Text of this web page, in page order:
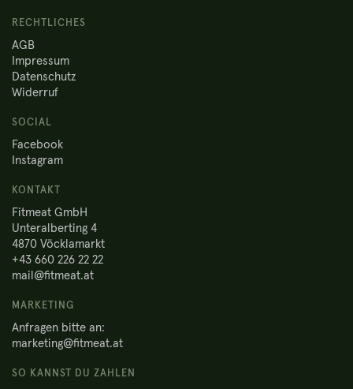
RECHTLICHES
AGB
Impressum
Datenschutz
Widerruf
SOCIAL
Facebook
Instagram
KONTAKT
Fitmeat GmbH
Unteralberting 4
4870 Vöcklamarkt
+43 660 226 22 22
mail@fitmeat.at
MARKETING
Anfragen bitte an:
marketing@fitmeat.at
SO KANNST DU ZAHLEN